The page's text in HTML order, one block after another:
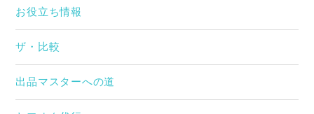
お役立ち情報
ザ・比較
出品マスターへの道